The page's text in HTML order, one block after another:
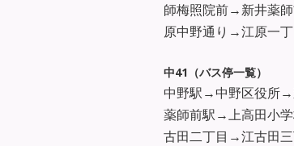
師梅照院前→新井薬
原中野通り→江原一
中41（バス停一覧）
中野駅→中野区役所
薬師前駅→上高田小
古田二丁目→江古田